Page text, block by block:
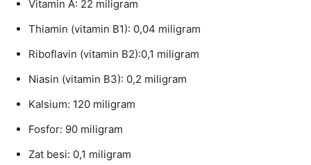
Vitamin A: 22 miligram
Thiamin (vitamin B1): 0,04 miligram
Riboflavin (vitamin B2):0,1 miligram
Niasin (vitamin B3): 0,2 miligram
Kalsium: 120 miligram
Fosfor: 90 miligram
Zat besi: 0,1 miligram